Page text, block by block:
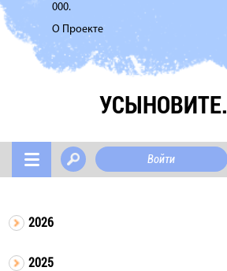
000.
О Проекте
УСЫНОВИТЕ.
Войти
2026
2025